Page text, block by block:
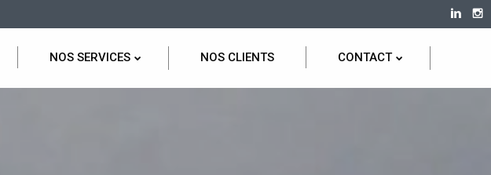
NOS SERVICES NOS CLIENTS CONTACT